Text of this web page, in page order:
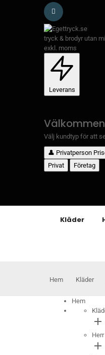
tryck & brodyr utan
exkl. moms
Leverans
Välj kundtyp för att
👤 Privatperson
Privat
Företag
Kläder
Hem Kläder
Hem
add
Herr
add